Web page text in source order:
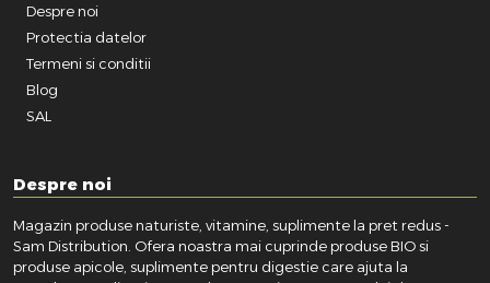
Despre noi
Protectia datelor
Termeni si conditii
Blog
SAL
Despre noi
Magazin produse naturiste, vitamine, suplimente la pret redus -
Sam Distribution. Ofera noastra mai cuprinde produse BIO si
produse apicole, suplimente pentru digestie care ajuta la